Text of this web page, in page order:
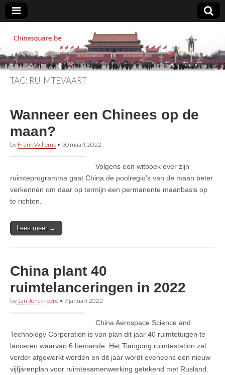
Chinasquare.be
TAG: RUIMTEVAART
Wanneer een Chinees op de
maan?
by Frank Willems • 30 maart 2022
Volgens een witboek over zijn
ruimteprogramma gaat China de poolregio’s van de maan beter
verkennen om daar op termijn een permanente maanbasis op
te richten.
Lees meer →
China plant 40
ruimtelanceringen in 2022
by Jan Jonckheere • 7 januari 2022
China Aerospace Science and
Technology Corporation is van plan dit jaar 40 ruimtetuigen te
lanceren waarvan 6 bemande. Het Tiangong ruimtestation zal
verder afgewerkt worden en dit jaar wordt eveneens een nieuw
vijfjarenplan voor ruimtesamenwerking getekend met Rusland.